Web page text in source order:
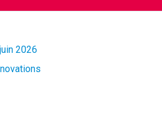
2026